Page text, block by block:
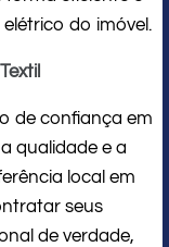
do imóvel.
de confiança em
qualidade e a
local em
seus
de verdade,